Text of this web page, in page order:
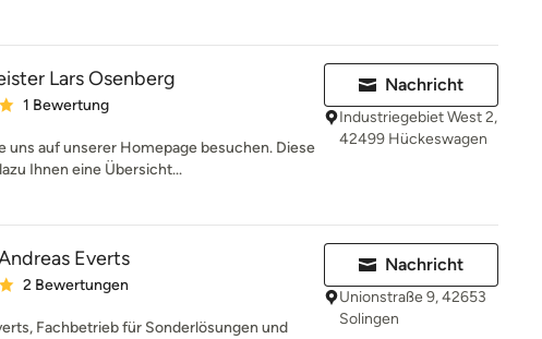
Lars Osenberg
Bewertung: 5 von 5 Sternen
1 Bewertung
uns auf unserer Homepage besuchen. Diese
Ihnen eine Übersicht...
Nachricht
Industriegebiet West 2,
42499 Hückeswagen
Everts
Bewertung: 5 von 5 Sternen
2 Bewertungen
Fachbetrieb für Sonderlösungen und
Nachricht
Unionstraße 9, 42653
Solingen